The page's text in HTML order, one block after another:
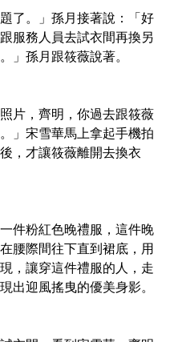
題了。」孫月接著說：「好
服務人員去試衣間再換另
」孫月跟筱薇說著。
照片，齊明，你過去跟筱薇
」宋雪華馬上拿起手機拍
，才讓筱薇離開去換衣
件粉紅色晚禮服，這件晚
腰際間往下直到裙底，用
，讓穿這件禮服的人，走
出迎風搖曳的優美身影。